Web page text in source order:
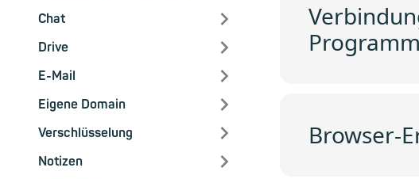
Chat
Drive
E-Mail
Eigene Domain
Verschlüsselung
Notizen
Browser-